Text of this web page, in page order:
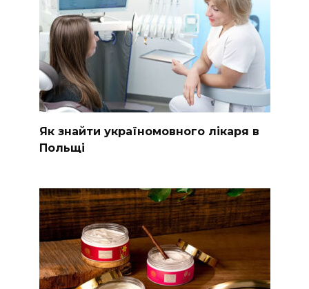
Як знайти україномовного лікаря в
Польщі